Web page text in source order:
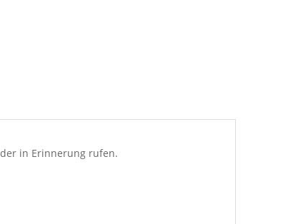
in Erinnerung rufen.